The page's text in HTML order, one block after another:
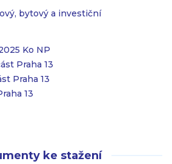
bytový a investiční
Ko NP
Praha 13
Praha 13
13
ke stažení